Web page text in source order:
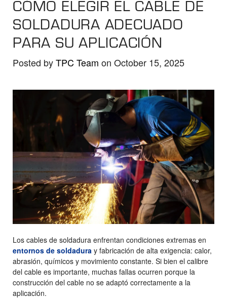
selected
search
result.
device
use
touch
swipe
gestures.
CÓMO ELEGIR EL CABLE DE
SOLDADURA ADECUADO
PARA SU APLICACIÓN
Posted byTPC Team on October 15, 2025
Los cables de soldadura enfrentan condiciones extremas en
entornos de soldadura y fabricación de alta exigencia: calor,
abrasión, químicos y movimiento constante. Si bien el calibre
del cable es importante, muchas fallas ocurren porque la
construcción del cable no se adaptó correctamente a la
aplicación.